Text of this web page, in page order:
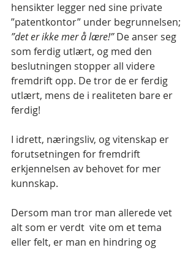
hensikter legger ned sine private
”patentkontor” under begrunnelsen;
”det er ikke mer å lære!” De anser seg
som ferdig utlært, og med den
beslutningen stopper all videre
fremdrift opp. De tror de er ferdig
utlært, mens de i realiteten bare er
ferdig!
I idrett, næringsliv, og vitenskap er
forutsetningen for fremdrift
erkjennelsen av behovet for mer
kunnskap.
Dersom man tror man allerede vet
alt som er verdt  vite om et tema
eller felt, er man en hindring og